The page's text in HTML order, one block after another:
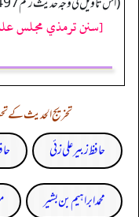
[سنن ترمذي مجلس
تخریج الحدیث کے
حافظ زبیر علی زئی
محمد ابراہیم بن بشیر